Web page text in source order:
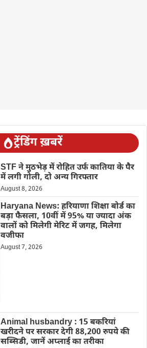
ट्रेंडिंग ख़बरें
STF ने मुठभेड़ में रोहित उर्फ कातिया के पैर
में लगी गोली, दो अन्य गिरफ्तार
August 8, 2026
Haryana News: हरियाणा शिक्षा बोर्ड का
बड़ा फैसला, 10वीं में 95% या ज्यादा अंक
वालों को मिलेगी मेरिट में जगह, मिलेगा
वजीफा
August 7, 2026
Animal husbandry : 15 बकरियां
खरीदने पर सरकार देगी 88,200 रुपये की
सब्सिडी, जानें अप्लाई का तरीका